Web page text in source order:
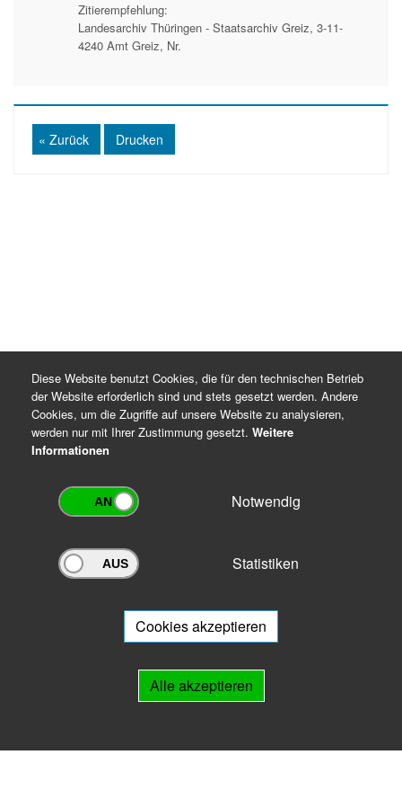
Zitierempfehlung:
Landesarchiv Thüringen - Staatsarchiv Greiz, 3-11-
4240 Amt Greiz, Nr.
« Zurück Drucken
Archivportal Thüringen
Ihnen beratend zur Seite.
Diese Website benutzt Cookies, die für den technischen Betrieb
der Website erforderlich sind und stets gesetzt werden. Andere
Cookies, um die Zugriffe auf unsere Website zu analysieren,
werden nur mit Ihrer Zustimmung gesetzt. Weitere
Informationen
Notwendig
Statistiken
Cookies akzeptieren
Alle akzeptieren